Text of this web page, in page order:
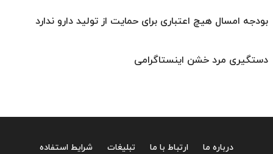
بودجه امسال هیچ اعتباری برای حمایت از تولید دارو ندارد
دستگیری مرد خشن اینستاگرامی
درباره ما ارتباط با ما تبلیغات
شرایط استفاده